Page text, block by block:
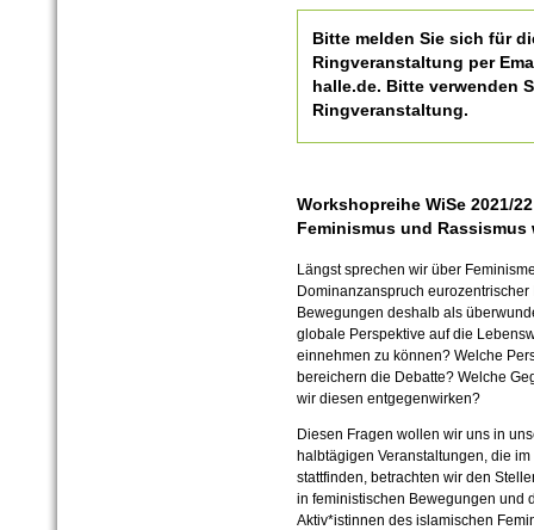
Bitte melden Sie sich für
Ringveranstaltung per
halle.de. Bitte verwenden
Ringveranstaltung.
Workshopreihe WiSe 2021/
Feminismus und Rassismus
Längst sprechen wir über
Dominanzanspruch
Bewegungen deshalb als
globale Perspektive auf die
einnehmen zu können? Welche
bereichern die Debatte? Welche
wir diesen entgegenwirken?
Diesen Fragen wollen wir uns in
halbtägigen Veranstaltungen, die
stattfinden, betrachten wir den
in feministischen Bewegungen und
Aktiv*istinnen des islamischen